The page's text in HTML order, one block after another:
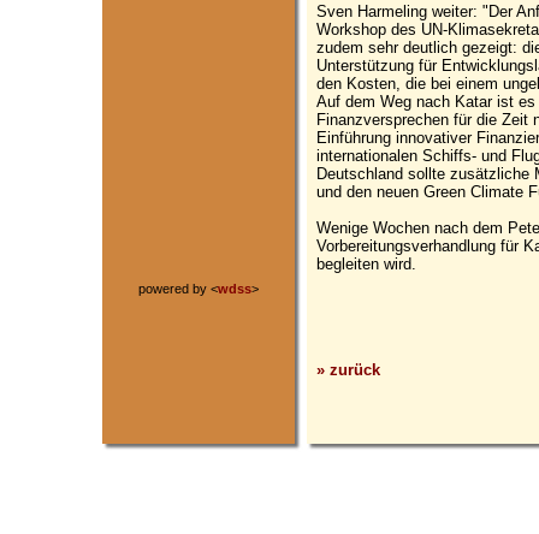
powered by <wdss>
Sven Harmeling weiter: "Der
Workshop des UN-
zudem sehr deutlich gezeigt:
Unterstützung für
den Kosten, die bei einem
Auf dem Weg nach Katar ist
Finanzversprechen für die Zeit
Einführung innovativer
internationalen Schiffs- und
Deutschland sollte zusätzliche
und den neuen Green Climate
Wenige Wochen nach dem
Vorbereitungsverhandlung für
begleiten wird.
» zurück